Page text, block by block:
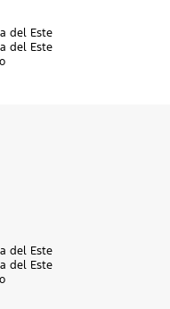
del Este
del Este
del Este
del Este